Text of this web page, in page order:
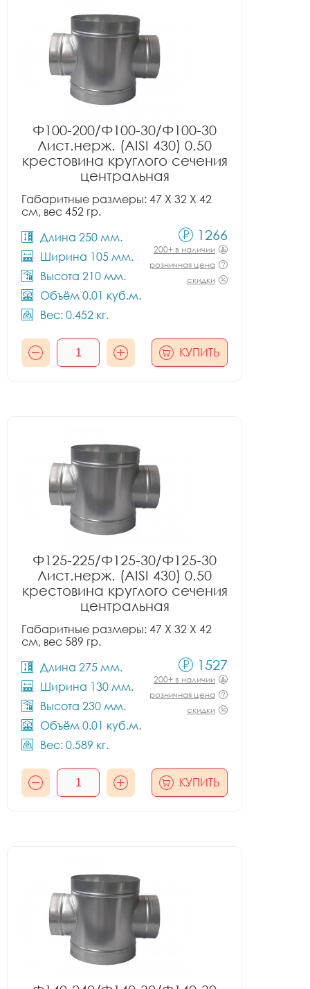
Ф100-200/Ф100-30/Ф100-30
Лист.нерж. (AISI 430) 0.50
крестовина круглого сечения
центральная
Габаритные размеры: 47 X 32 X 42
см, вес 452 гр.
Длина 250 мм.
Ширина 105 мм.
Высота 210 мм.
Объём 0.01 куб.м.
Вес: 0.452 кг.
1266
200+ в наличии
розничная цена
скидки
КУПИТЬ
Ф125-225/Ф125-30/Ф125-30
Лист.нерж. (AISI 430) 0.50
крестовина круглого сечения
центральная
Габаритные размеры: 47 X 32 X 42
см, вес 589 гр.
Длина 275 мм.
Ширина 130 мм.
Высота 230 мм.
Объём 0.01 куб.м.
Вес: 0.589 кг.
1527
200+ в наличии
розничная цена
скидки
КУПИТЬ